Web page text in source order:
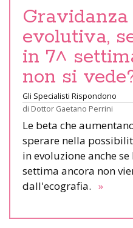
evolutiva,
in 7^
non si
Gli Specialisti Rispondono
di Dottor Gaetano Perrini
Le beta che
sperare nella
in evoluzione anche
settima ancora non
dall'ecografia. »